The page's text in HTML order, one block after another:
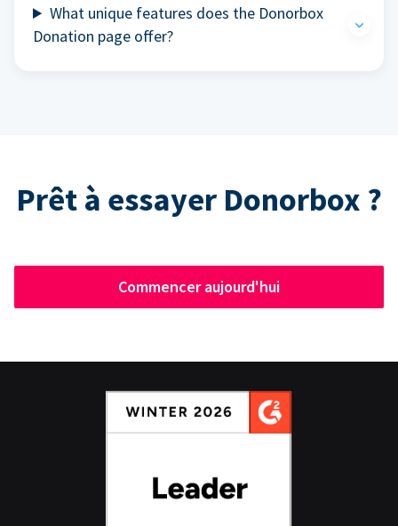
What unique features does the Donorbox
Donation page offer?
Prêt à essayer Donorbox ?
Commencer aujourd'hui